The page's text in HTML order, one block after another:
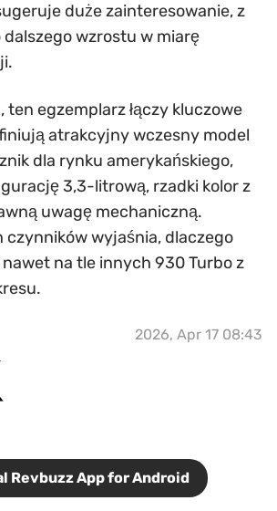
duże zainteresowanie, z
dalszego wzrostu w miarę
ten egzemplarz łączy kluczowe
atrakcyjny wczesny model
dla rynku amerykańskiego,
3,3-litrową, rzadki kolor z
uwagę mechaniczną.
czynników wyjaśnia, dlaczego
na tle innych 930 Turbo z
2026, Apr 17 08:43
Revbuzz App for Android